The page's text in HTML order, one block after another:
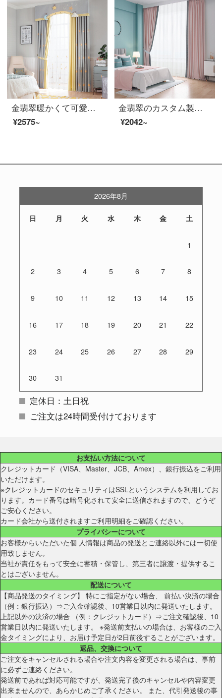
金翡翠暖かくて可愛いカスタマイズアニメ風の製品です。子供用の絨毯カーテン子供用寝室部屋の杜寛多色サンバイザー遮音カーテン布-G 38シリーズG 38-16(カーテンヘッド)マジックテープ1メートル幅オーダーメイド単価
¥2575~
金翡翠のカスタム製品北欧のシンプルなカーテンカーテンの窓の糸の綿の多色の寝室のリビングルームの窓の日よけの高い遮光カーテンの布-G 35シリーズG 35-6(布)のホック式の1メートル幅のオーダーメイド単価
¥2042~
2026年8月
日 月 火 水 木 金 土
1
2 3 4 5 6 7 8
9 10 11 12 13 14 15
16 17 18 19 20 21 22
23 24 25 26 27 28 29
30 31
定休日：土日祝
ご注文は24時間受付けております
お支払い方法について
クレジットカード（VISA、Master、JCB、Amex）、銀行振込をご利用
いただけます。
※クレジットカードのセキュリティはSSLというシステムを利用してお
ります。カード番号は暗号化されて安全に送信されますので、どうぞ
ご安心ください。
カード会社から送付されますご利用明細をご確認ください。
プライバシーについて
お客様からいただいた個 人情報は商品の発送とご連絡以外には一切使
用致しません。
当社が責任をもって安全に蓄積・保管し、第三者に譲渡・提供するこ
とはございません。
配送について
【商品発送のタイミング】 特にご指定がない場合、 前払い決済の場合
（例：銀行振込）⇒ご入金確認後、10営業日以内に発送いたします。
上記以外の決済の場合 （例：クレジットカード）⇒ご注文確認後、10
営業日以内に発送いたします。 ※発送前支払いの場合は、お客様のご入
金タイミングにより、お届け予定日が2日前後することがございます。
返品、交換について
ご注文をキャンセルされる場合や注文内容を変更される場合は、事前
に必ずご連絡ください。
発送前であれば対応可能ですが、発送完了後のキャンセルや内容変更
出来ませんので、あらかじめご了承ください。 また、代引発送後の事